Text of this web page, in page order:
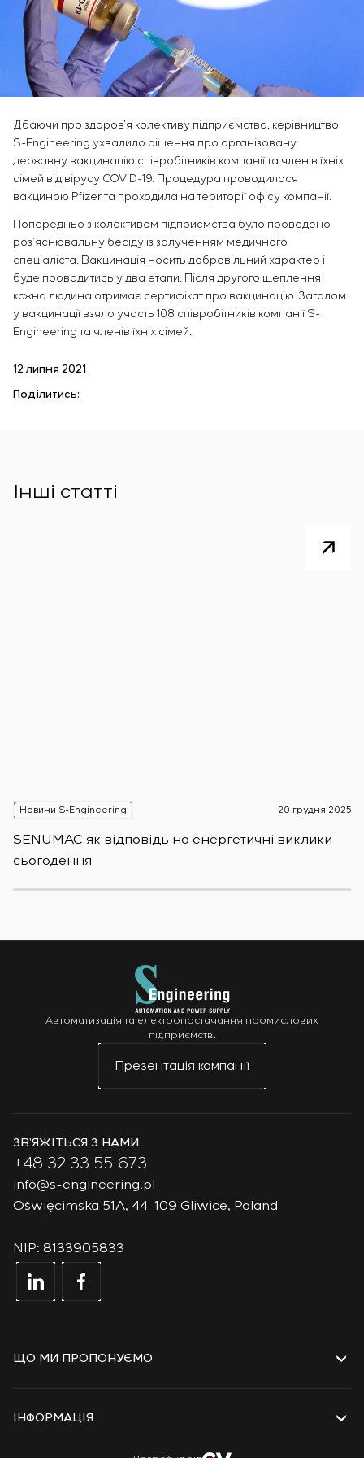
замовника
Сервісне обслуговування
Управління проєктами
Аутсорсинг
Консалтингові послуги
щитового обладнання
Розробка математичних моделей об’єктів
управління
Розробка спеціальних алгоритмів
Енергоаудит
Інфраструктура
Хімічна промисловість
Цементна промисловість
Вакансії
Стажування
Ветеранам
КОНТАКТИ
Дбаючи про здоров’я колективу підприємства, керівництво
S-Engineering ухвалило рішення про організовану
державну вакцинацію співробітників компанії та членів їхніх
сімей від вірусу COVID-19. Процедура проводилася
вакциною Pfizer та проходила на території офісу компанії.
Попередньо з колективом підприємства було проведено
роз’яснювальну бесіду із залученням медичного
спеціаліста. Вакцинація носить добровільний характер і
буде проводитись у два етапи. Після другого щеплення
кожна людина отримає сертифікат про вакцинацію. Загалом
у вакцинації взяло участь 108 співробітників компанії S-
Engineering та членів їхніх сімей.
12 липня 2021
Поділитись:
Інші статті
Новини S-Engineering 20 грудня 2025
SENUMAC як відповідь на енергетичні виклики
сьогодення
Автоматизація та електропостачання промислових
підприємств.
Презентація компанії
ЗВ’ЯЖІТЬСЯ З НАМИ
+48 32 33 55 673
info@s-engineering.pl
Oświęcimska 51A, 44-109 Gliwice, Poland
NIP: 8133905833
ЩО МИ ПРОПОНУЄМО
Рішення
ІНФОРМАЦІЯ